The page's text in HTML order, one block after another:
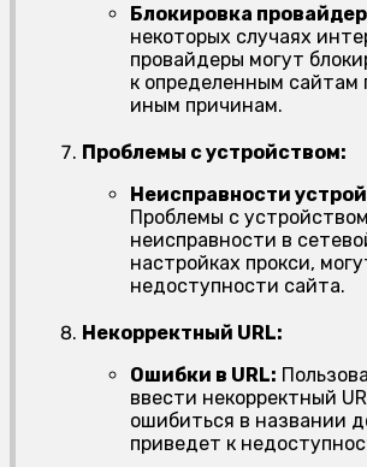
Блокировка
некоторых случаях
провайдеры могут
к определенным сайтам
иным причинам.
Проблемы с устройством:
Неисправности
Проблемы с
неисправности в
настройках прокси,
недоступности сайта.
Некорректный URL:
Ошибки в URL:
ввести некорректный
ошибиться в названии
приведет к